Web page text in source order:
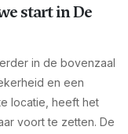
start in De
in de bovenzaal
en een
locatie, heeft het
voort te zetten. De